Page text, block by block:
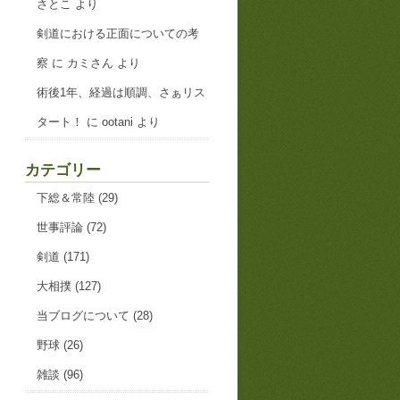
さとこ より
剣道における正面についての考
察 に カミさん より
術後1年、経過は順調、さぁリス
タート！ に ootani より
カテゴリー
下総＆常陸 (29)
世事評論 (72)
剣道 (171)
大相撲 (127)
当ブログについて (28)
野球 (26)
雑談 (96)